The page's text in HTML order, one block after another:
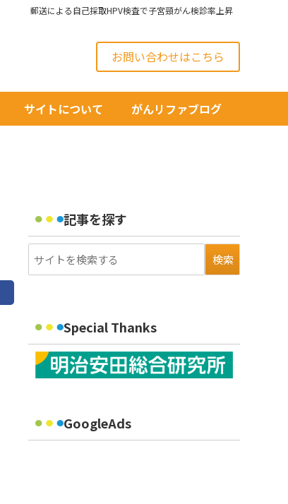
郵送による自己採取HPV検査で子宮頸がん検診率上昇
お問い合わせはこちら
サイトについて がんリファブログ
記事を探す
Special Thanks
GoogleAds